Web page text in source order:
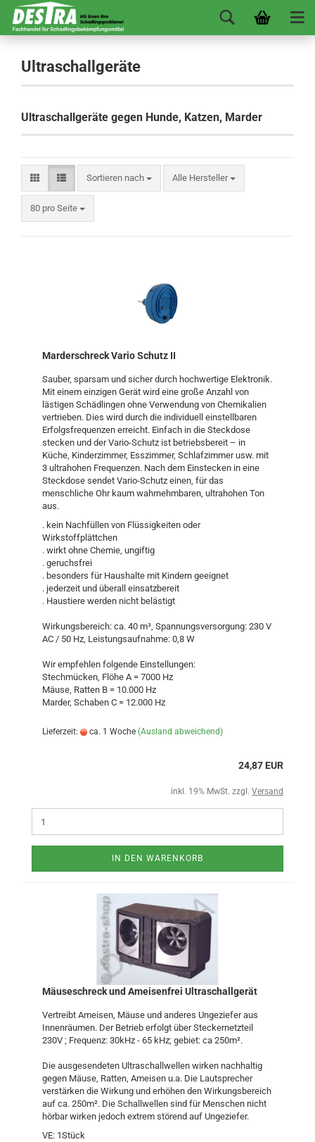
Ultraschallgeräte
Ultraschallgeräte gegen Hunde, Katzen, Marder
Sortieren nach Alle Hersteller
80 pro Seite
Marderschreck Vario Schutz II
Sauber, sparsam und sicher durch hochwertige Elektronik.
Mit einem einzigen Gerät wird eine große Anzahl von
lästigen Schädlingen ohne Verwendung von Chemikalien
vertrieben. Dies wird durch die individuell einstellbaren
Erfolgsfrequenzen erreicht. Einfach in die Steckdose
stecken und der Vario-Schutz ist betriebsbereit – in
Küche, Kinderzimmer, Esszimmer, Schlafzimmer usw. mit
3 ultrahohen Frequenzen. Nach dem Einstecken in eine
Steckdose sendet Vario-Schutz einen, für das
menschliche Ohr kaum wahrnehmbaren, ultrahohen Ton
aus.
. kein Nachfüllen von Flüssigkeiten oder
Wirkstoffplättchen
. wirkt ohne Chemie, ungiftig
. geruchsfrei
. besonders für Haushalte mit Kindern geeignet
. jederzeit und überall einsatzbereit
. Haustiere werden nicht belästigt
Wirkungsbereich: ca. 40 m³, Spannungsversorgung: 230 V
AC / 50 Hz, Leistungsaufnahme: 0,8 W
Wir empfehlen folgende Einstellungen:
Stechmücken, Flöhe A = 7000 Hz
Mäuse, Ratten B = 10.000 Hz
Marder, Schaben C = 12.000 Hz
Lieferzeit: ca. 1 Woche (Ausland abweichend)
24,87 EUR
inkl. 19% MwSt. zzgl. Versand
IN DEN WARENKORB
Mäuseschreck und Ameisenfrei Ultraschallgerät
Vertreibt Ameisen, Mäuse und anderes Ungeziefer aus
Innenräumen. Der Betrieb erfolgt über Steckernetzteil
230V ; Frequenz: 30kHz - 65 kHz; gebiet: ca 250m².
Die ausgesendeten Ultraschallwellen wirken nachhaltig
gegen Mäuse, Ratten, Ameisen u.a. Die Lautsprecher
verstärken die Wirkung und erhöhen den Wirkungsbereich
auf ca. 250m². Die Schallwellen sind für Menschen nicht
hörbar wirken jedoch extrem störend auf Ungeziefer.
VE: 1Stück